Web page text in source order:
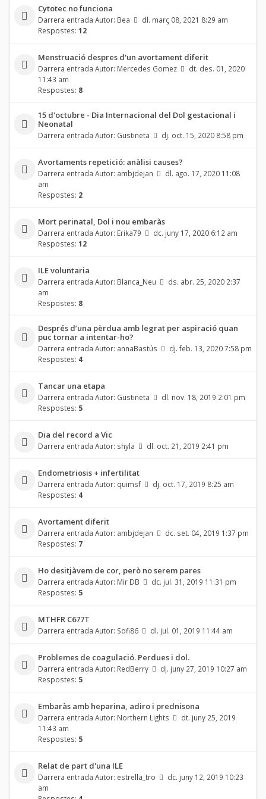
Cytotec no funciona
Darrera entrada Autor: Bea
dl. març 08, 2021 8:29 am
Respostes: 12
Menstruació despres d'un avortament diferit
Darrera entrada Autor: Mercedes Gomez
dt. des. 01, 2020
11:43 am
Respostes: 8
15 d'octubre - Dia Internacional del Dol gestacional i
Neonatal
Darrera entrada Autor: Gustineta dj. oct. 15, 2020 8:58 pm
Avortaments repetició: anàlisi causes?
Darrera entrada Autor: ambjdejan
dl. ago. 17, 2020 11:08
am
Respostes: 2
Mort perinatal, Dol i nou embaràs
Darrera entrada Autor: Erika79
dc. juny 17, 2020 6:12 am
Respostes: 12
ILE voluntaria
Darrera entrada Autor: Blanca_Neu
ds. abr. 25, 2020 2:37
am
Respostes: 8
Després d’una pèrdua amb legrat per aspiració quan
puc tornar a intentar-ho?
Darrera entrada Autor: annaBastús
dj. feb. 13, 2020 7:58 pm
Respostes: 4
Tancar una etapa
Darrera entrada Autor: Gustineta
dl. nov. 18, 2019 2:01 pm
Respostes: 5
Dia del record a Vic
Darrera entrada Autor: shyla dl. oct. 21, 2019 2:41 pm
Endometriosis + infertilitat
Darrera entrada Autor: quimsf
dj. oct. 17, 2019 8:25 am
Respostes: 4
Avortament diferit
Darrera entrada Autor: ambjdejan
dc. set. 04, 2019 1:37 pm
Respostes: 7
Ho desitjàvem de cor, però no serem pares
Darrera entrada Autor: Mir DB
dc. jul. 31, 2019 11:31 pm
Respostes: 5
MTHFR C677T
Darrera entrada Autor: Sofi86 dl. jul. 01, 2019 11:44 am
Problemes de coagulació. Perdues i dol.
Darrera entrada Autor: RedBerry
dj. juny 27, 2019 10:27 am
Respostes: 5
Embaràs amb heparina, adiro i prednisona
Darrera entrada Autor: Northern Lights
dt. juny 25, 2019
11:43 am
Respostes: 5
Relat de part d'una ILE
Darrera entrada Autor: estrella_tro
dc. juny 12, 2019 10:23
am